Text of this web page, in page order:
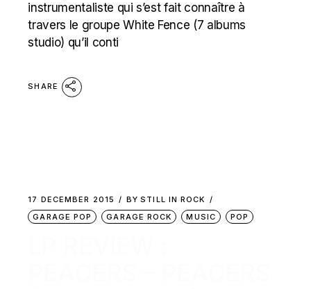
instrumentaliste qui s’est fait connaître à
travers le groupe White Fence (7 albums
studio) qu’il conti
SHARE
17 DECEMBER 2015 BY STILL IN ROCK
GARAGE POP
GARAGE ROCK MUSIC POP